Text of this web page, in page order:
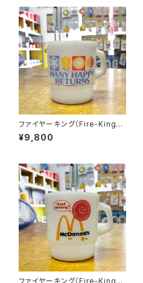
ファイヤーキング（Fire-King）
マクドナルド（メニーハッピーリ
ターンズ） スタッキングマグ （M
¥9,800
ファイヤーキング（Fire-King）